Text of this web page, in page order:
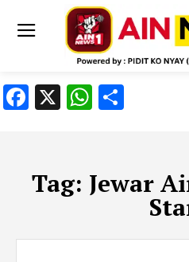
Facebook
X WhatsApp
Tag: Jewar